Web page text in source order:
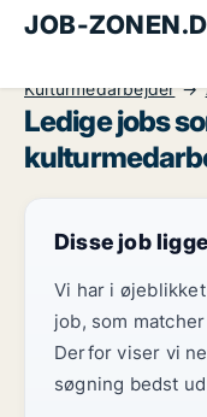
JOB-
Kulturmedarbejder
Ledige jobs
Disse job
Vi har i
job, som
Derfor viser vi
søgning bedst